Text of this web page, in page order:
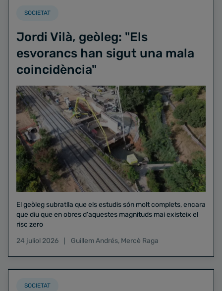
SOCIETAT
Jordi Vilà, geòleg: "Els
esvorancs han sigut una mala
coincidència"
El geòleg subratlla que els estudis són molt complets, encara
que diu que en obres d'aquestes magnituds mai existeix el
risc zero
24 juliol 2026
Guillem Andrés, Mercè Raga
SOCIETAT